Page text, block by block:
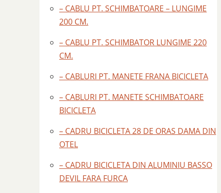
– CABLU PT. SCHIMBATOARE – LUNGIME
200 CM.
– CABLU PT. SCHIMBATOR LUNGIME 220
CM.
– CABLURI PT. MANETE FRANA BICICLETA
– CABLURI PT. MANETE SCHIMBATOARE
BICICLETA
– CADRU BICICLETA 28 DE ORAS DAMA DIN
OTEL
– CADRU BICICLETA DIN ALUMINIU BASSO
DEVIL FARA FURCA